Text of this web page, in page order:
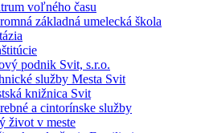
voľného času
základná umelecká škola
podnik Svit, s.r.o.
služby Mesta Svit
knižnica Svit
a cintorínske služby
život v meste